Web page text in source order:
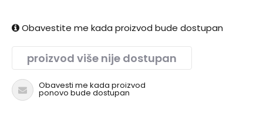
Obavestite me kada proizvod bude dostupan
proizvod više nije dostupan
Obavesti me kada proizvod
ponovo bude dostupan